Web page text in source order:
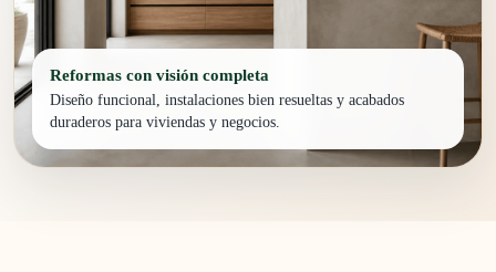
Reformas con visión completa
Diseño funcional, instalaciones bien resueltas y acabados
duraderos para viviendas y negocios.